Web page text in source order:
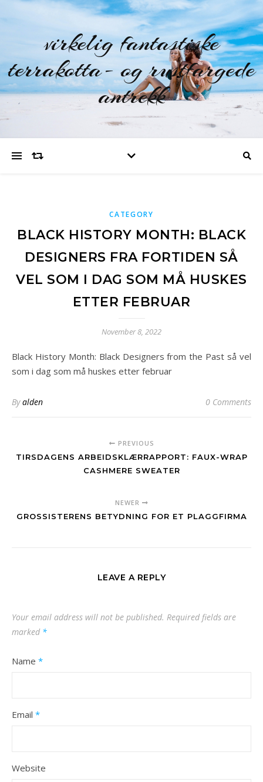
virkelig fantastiske
terrakotta- og rustfargede
antrekk
CATEGORY
BLACK HISTORY MONTH: BLACK
DESIGNERS FRA FORTIDEN SÅ
VEL SOM I DAG SOM MÅ HUSKES
ETTER FEBRUAR
November 8, 2022
Black History Month: Black Designers from the Past så vel
som i dag som må huskes etter februar
Byalden 0 Comments
PREVIOUS
TIRSDAGENS ARBEIDSKLÆRRAPPORT: FAUX-WRAP
CASHMERE SWEATER
NEWER
GROSSISTERENS BETYDNING FOR ET PLAGGFIRMA
LEAVE A REPLY
Your email address will not be published. Required fields are
marked *
Name *
Email *
Website